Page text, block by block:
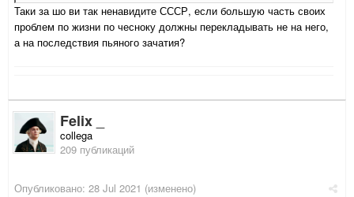
Таки за шо ви так ненавидите СССР, если большую часть своих
проблем по жизни по чесноку должны перекладывать не на него,
а на последствия пьяного зачатия?
Felix _
collega
209 публикаций
Опубликовано: 28 Jul 2021 (изменено)